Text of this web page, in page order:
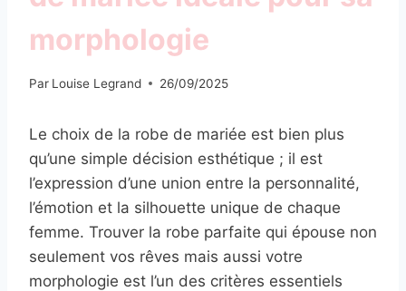
morphologie
Par Louise Legrand 26/09/2025
Le choix de la robe de mariée est bien plus
qu’une simple décision esthétique ; il est
l’expression d’une union entre la personnalité,
l’émotion et la silhouette unique de chaque
femme. Trouver la robe parfaite qui épouse non
seulement vos rêves mais aussi votre
morphologie est l’un des critères essentiels